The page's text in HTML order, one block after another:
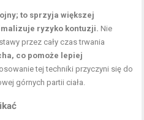
to sprzyja większej
ryzyko kontuzji. Nie
przez cały czas trwania
co pomoże lepiej
tej techniki przyczyni się do
górnych partii ciała.